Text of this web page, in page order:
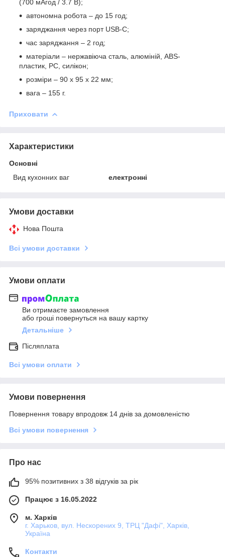
(700 мАгод / 3.7 В);
автономна робота – до 15 год;
заряджання через порт USB-C;
час заряджання – 2 год;
матеріали – нержавіюча сталь, алюміній, ABS-
пластик, PC, силікон;
розміри – 90 х 95 х 22 мм;
вага – 155 г.
Приховати
Характеристики
Основні
Вид кухонних ваг
електронні
Умови доставки
Нова Пошта
Всі умови доставки
Умови оплати
Ви отримаєте замовлення
або гроші повернуться на вашу картку
Детальніше
Післяплата
Всі умови оплати
Умови повернення
Повернення товару впродовж 14 днів за домовленістю
Всі умови повернення
Про нас
95% позитивних з 38 відгуків за рік
Працює з 16.05.2022
м. Харків
г. Харьков, вул. Нескорених 9, ТРЦ "Дафі", Харків,
Україна
Контакти